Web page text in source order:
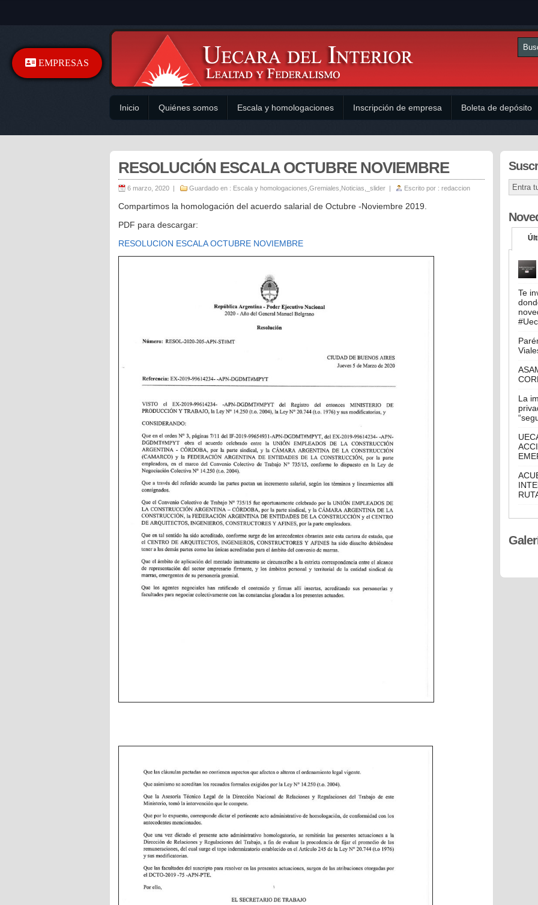
Inicio Quiénes somos Escala y homologaciones Inscripción de empresa Boleta de depósito
RESOLUCIÓN ESCALA OCTUBRE NOVIEMBRE
6 marzo, 2020 | Guardado en : Escala y homologaciones Gremiales Noticias _slider | Escrito por : redaccion
Compartimos la homologación del acuerdo salarial de Octubre -Noviembre 2019.
PDF para descargar:
RESOLUCION ESCALA OCTUBRE NOVIEMBRE
Te
La
EMPRESAS